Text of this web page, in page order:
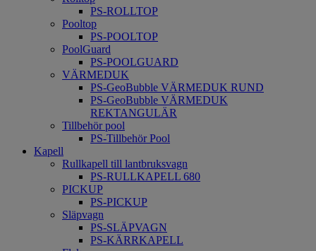
PS-ROLLTOP
Pooltop
PS-POOLTOP
PoolGuard
PS-POOLGUARD
VÄRMEDUK
PS-GeoBubble VÄRMEDUK RUND
PS-GeoBubble VÄRMEDUK
REKTANGULÄR
Tillbehör pool
PS-Tillbehör Pool
Kapell
Rullkapell till lantbruksvagn
PS-RULLKAPELL 680
PICKUP
PS-PICKUP
Släpvagn
PS-SLÄPVAGN
PS-KÄRRKAPELL